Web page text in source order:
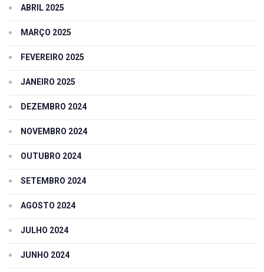
ABRIL 2025
MARÇO 2025
FEVEREIRO 2025
JANEIRO 2025
DEZEMBRO 2024
NOVEMBRO 2024
OUTUBRO 2024
SETEMBRO 2024
AGOSTO 2024
JULHO 2024
JUNHO 2024